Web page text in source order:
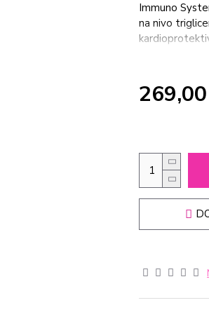
Immuno
na nivo
deluje kod
Systems
povišenog